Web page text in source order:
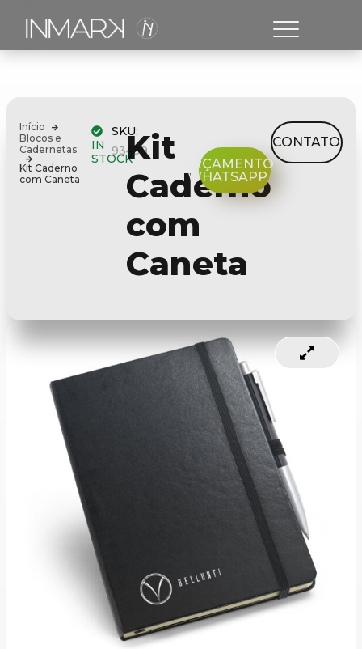
Início
Blocos e
Cadernetas
Kit Caderno
com Caneta
IN
STOCK
SKU:
93499
Kit
Caderno
com
Caneta
ORÇAMENTO
WHATSAPP
CONTATO